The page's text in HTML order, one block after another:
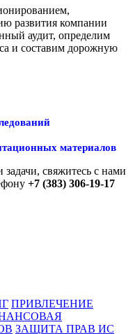
развития компании
аудит, определим
и составим дорожную
материалов
свяжитесь с нами
+7 (383) 306-19-17
ПРИВЛЕЧЕНИЕ
ЗАЩИТА ПРАВ ИС